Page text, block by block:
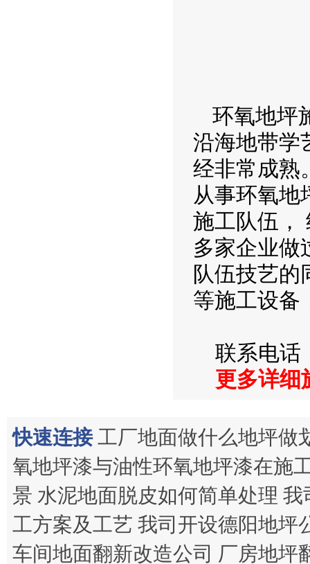
环氧地坪
沿海地带学
经非常成熟
从事环氧地
施工队伍，
多家企业做
队伍技艺的
等施工设备
联系电话
更多详细
快速连接 工厂地面做什么地坪做
氧地坪漆与油性环氧地坪漆在施
景 水泥地面脱皮如何简单处理 我
工方案及工艺 我司开设德阳地坪
车间地面翻新改造公司 厂房地坪